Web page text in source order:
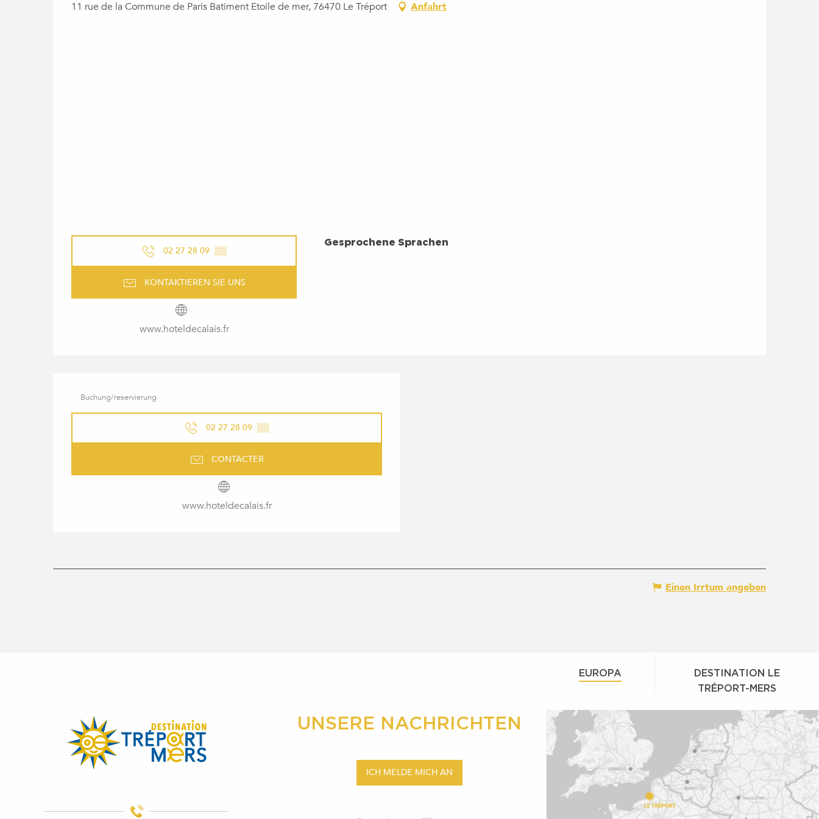
11 rue de la Commune de Paris Batiment Etoile de mer, 76470 Le Tréport Anfahrt
02 27 28 09 ▒▒
KONTAKTIEREN SIE UNS
www.hoteldecalais.fr
GESPROCHENE SPRACHEN
Gesprochene Sprachen
Buchung/reservierung
02 27 28 09 ▒▒
CONTACTER
www.hoteldecalais.fr
Einen Irrtum angeben
UNSERE NACHRICHTEN
ICH MELDE MICH AN
EUROPA
DESTINATION LE
TRÉPORT-MERS